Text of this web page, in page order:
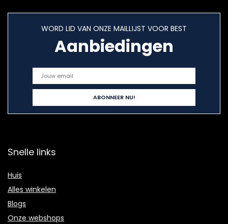
WORD LID VAN ONZE MAILLIJST VOOR BEST
Aanbiedingen
Snelle links
Huis
Alles winkelen
Blogs
Onze webshops